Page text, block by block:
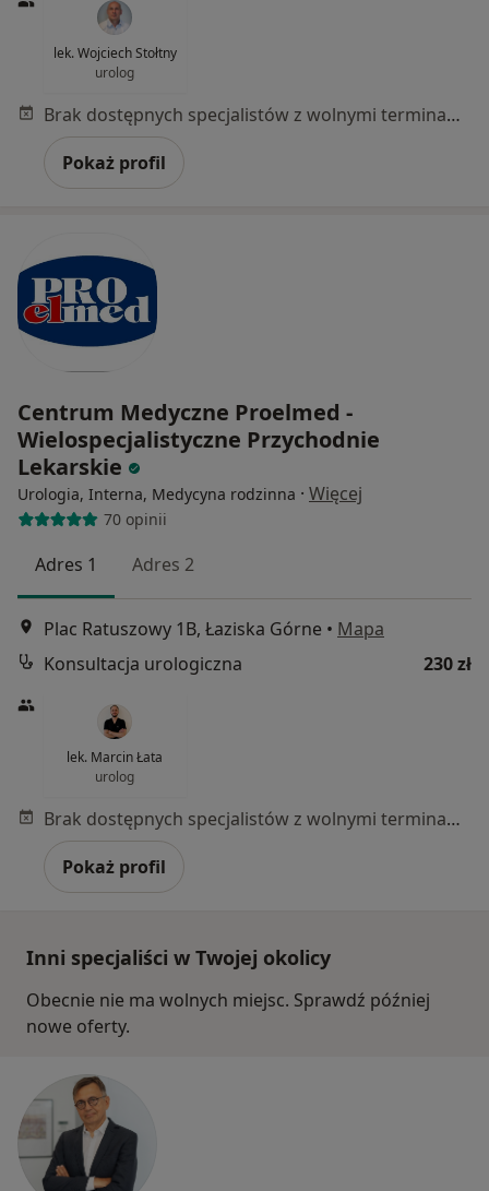
lek. Wojciech Stołtny
urolog
Brak dostępnych specjalistów z wolnymi terminami w tym centrum medycznym.
Pokaż profil
Centrum Medyczne Proelmed -
Wielospecjalistyczne Przychodnie
Lekarskie
Urologia, Interna, Medycyna rodzinna · Więcej
70 opinii
Adres 1 Adres 2
Plac Ratuszowy 1B, Łaziska Górne • Mapa
Konsultacja urologiczna
230 zł
lek. Marcin Łata
urolog
Brak dostępnych specjalistów z wolnymi terminami w tym centrum medycznym.
Pokaż profil
Inni specjaliści w Twojej okolicy
Obecnie nie ma wolnych miejsc. Sprawdź później
nowe oferty.